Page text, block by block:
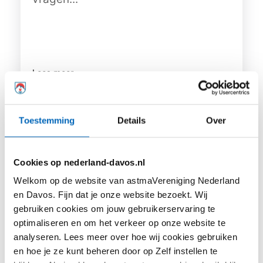
Toestemming Details Over
Cookies op nederland-davos.nl
Welkom op de website van astmaVereniging Nederland
en Davos. Fijn dat je onze website bezoekt. Wij
gebruiken cookies om jouw gebruikerservaring te
optimaliseren en om het verkeer op onze website te
analyseren. Lees meer over hoe wij cookies gebruiken
en hoe je ze kunt beheren door op Zelf instellen te
Lees meer
Astma en allergie zijn hetzelfde. Feit of
fabel?